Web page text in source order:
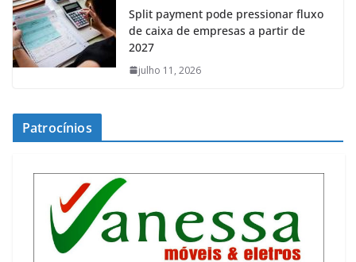
Split payment pode pressionar fluxo
de caixa de empresas a partir de
2027
julho 11, 2026
Patrocínios